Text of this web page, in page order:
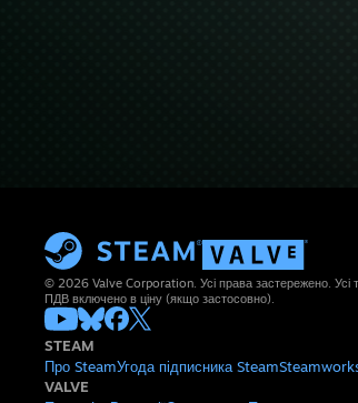
© 2026 Valve Corporation. Усі права застережено. Усі
ПДВ включено в ціну (якщо застосовно).
STEAM
Про SteamУгода підписника Steam
VALVE